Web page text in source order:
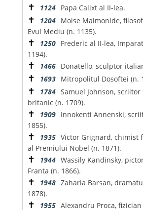
✝ 1124 Papa Calixt al II-lea.
✝ 1204 Moise Maimonide,
Evul Mediu (n. 1135).
✝ 1250 Frederic al II-lea,
1194).
✝ 1466 Donatello, sculptor
✝ 1693 Mitropolitul Dosoftei (n.
✝ 1784 Samuel Johnson,
britanic (n. 1709).
✝ 1909 Innokenti Annenski,
1855).
✝ 1935 Victor Grignard, chimist
al Premiului Nobel (n. 1871).
✝ 1944 Wassily Kandinsky,
Franta (n. 1866).
✝ 1948 Zaharia Barsan,
1878).
✝ 1955 Alexandru Proca,